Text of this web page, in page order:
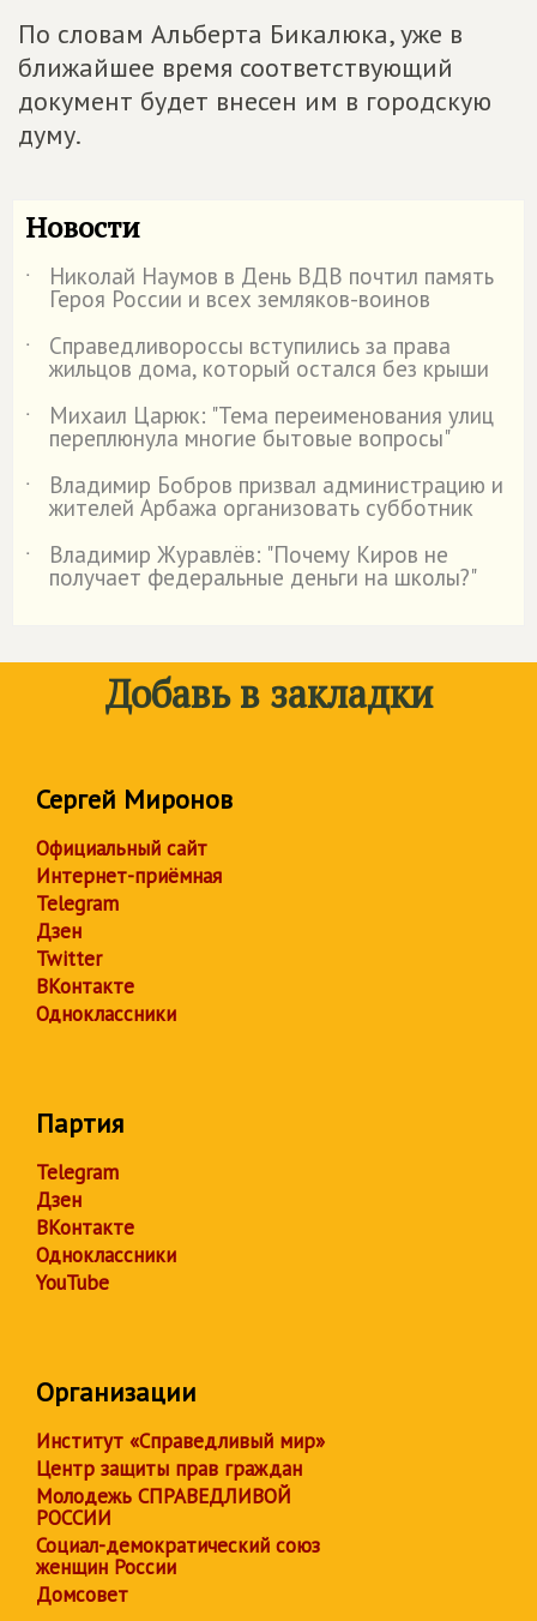
По словам Альберта Бикалюка, уже в
ближайшее время соответствующий
документ будет внесен им в городскую
думу.
Новости
˙ Николай Наумов в День ВДВ почтил память
Героя России и всех земляков-воинов
˙
Справедливороссы вступились за права
жильцов дома, который остался без крыши
˙
Михаил Царюк: "Тема переименования улиц
переплюнула многие бытовые вопросы"
˙
Владимир Бобров призвал администрацию и
жителей Арбажа организовать субботник
˙
Владимир Журавлёв: "Почему Киров не
получает федеральные деньги на школы?"
Добавь в закладки
Сергей Миронов
Официальный сайт
Интернет-приёмная
Telegram
Дзен
Twitter
ВКонтакте
Одноклассники
Партия
Telegram
Дзен
ВКонтакте
Одноклассники
YouTube
Организации
Институт «Справедливый мир»
Центр защиты прав граждан
Молодежь СПРАВЕДЛИВОЙ
РОССИИ
Социал-демократический союз
женщин России
Домсовет